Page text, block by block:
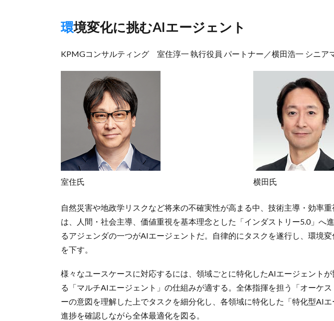
環境変化に挑むAIエージェント
KPMGコンサルティング 室住淳一 執行役員 パートナー／横田浩一 シニア
室住氏 横田氏
自然災害や地政学リスクなど将来の不確実性が高まる中、技術主導・効率重
は、人間・社会主導、価値重視を基本理念とした「インダストリー5.0」へ
るアジェンダの一つがAIエージェントだ。自律的にタスクを遂行し、環境
を下す。
様々なユースケースに対応するには、領域ごとに特化したAIエージェント
る「マルチAIエージェント」の仕組みが適する。全体指揮を担う「オーケ
ーの意図を理解した上でタスクを細分化し、各領域に特化した「特化型AI
進捗を確認しながら全体最適化を図る。